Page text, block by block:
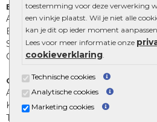
toestemming voor deze verwerking
een vinkje plaatst. Wil je niet alle
kan je dit op ieder moment
Lees voor meer informatie onze
cookieverklaring
Technische cookies
Analytische cookies
Marketing cookies
Extra benodigdheden
Afwatering en diversen
Beplantings en betonelementen
Split, grind en zand
Oprit tegels
Overig
Aanbiedingen
Kunstgras
Tuintegels outlet